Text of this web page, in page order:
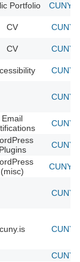
Portfolio CUNY
CV CUNY
CV CUNY
CUNY
CUNY
Email
CUNY
Plugins
CUNY
(misc)
CUNY
CUNY
cuny.is CUNY
CUNY